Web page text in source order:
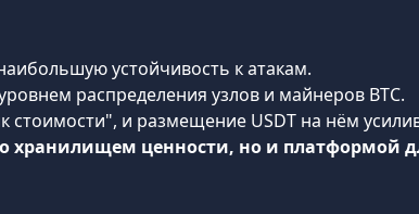
устойчивость к атакам.
распределения узлов и майнеров BTC.
стоимости", и размещение USDT на нём
хранилищем ценности, но и платформой